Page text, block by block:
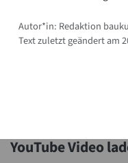
Autor*in: Redaktion
Text zuletzt geändert am
YouTube Video